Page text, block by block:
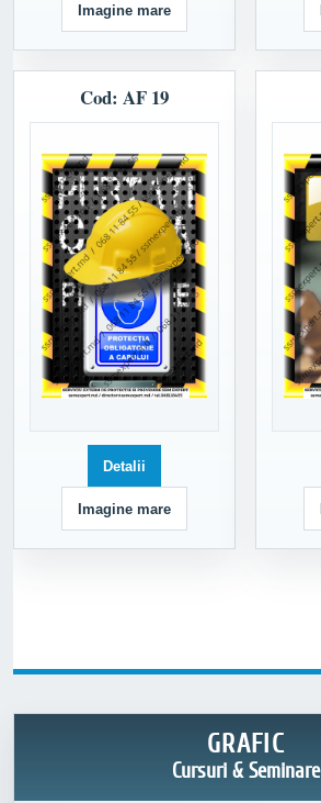
Imagine mare
Cod: AF 19
Detalii
Imagine mare
GRAFIC
Cursuri & Seminare